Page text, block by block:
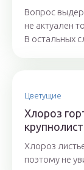
Вопрос
не актуален
В остальных
Цветущие
Хлороз
Хлороз
поэтому не